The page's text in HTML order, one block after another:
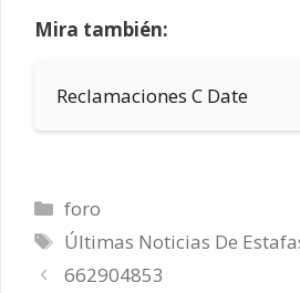
Mira también:
Reclamaciones C Date
Categorías
foro
Etiquetas
Últimas Noticias De
662904853